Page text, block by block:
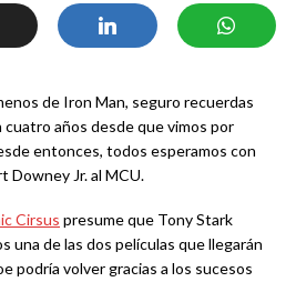
de Iron Man, seguro recuerdas
años desde que vimos por
entonces, todos esperamos con
Downey Jr. al MCU.
Cirsus presume que Tony Stark
una de las dos películas que llegarán
podría volver gracias a los sucesos